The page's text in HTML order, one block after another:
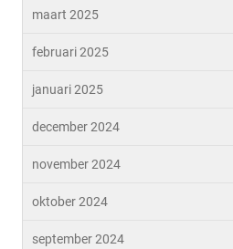
maart 2025
februari 2025
januari 2025
december 2024
november 2024
oktober 2024
september 2024